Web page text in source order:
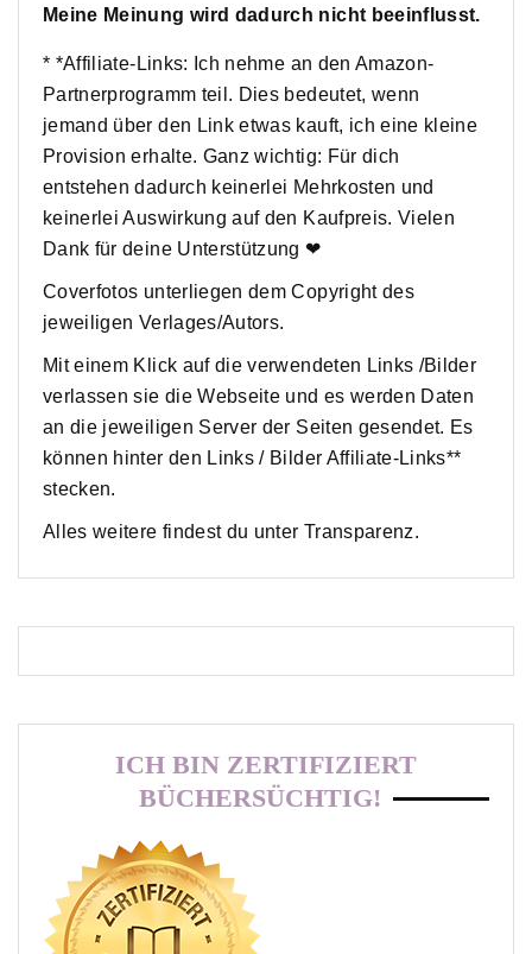
Meine Meinung wird dadurch nicht beeinflusst.
* *Affiliate-Links: Ich nehme an den Amazon-
Partnerprogramm teil. Dies bedeutet, wenn
jemand über den Link etwas kauft, ich eine kleine
Provision erhalte. Ganz wichtig: Für dich
entstehen dadurch keinerlei Mehrkosten und
keinerlei Auswirkung auf den Kaufpreis. Vielen
Dank für deine Unterstützung ❤
Coverfotos unterliegen dem Copyright des
jeweiligen Verlages/Autors.
Mit einem Klick auf die verwendeten Links /Bilder
verlassen sie die Webseite und es werden Daten
an die jeweiligen Server der Seiten gesendet. Es
können hinter den Links / Bilder Affiliate-Links**
stecken.
Alles weitere findest du unter Transparenz.
ICH BIN ZERTIFIZIERT
BÜCHERSÜCHTIG!